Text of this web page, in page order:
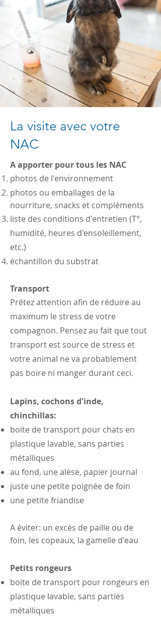
La visite avec votre
NAC
A apporter pour tous les NAC
photos de l'environnement
photos ou emballages de la
nourriture, snacks et compléments
liste des conditions d'entretien (T°,
humidité, heures d'ensoleillement,
etc.)
échantillon du substrat
Transport
Prêtez attention afin de réduire au
maximum le stress de votre
compagnon. Pensez au fait que tout
transport est source de stress et
votre animal ne va probablement
pas boire ni manger durant ceci.
Lapins, cochons d'inde,
chinchillas:
boite de transport pour chats en
plastique lavable, sans parties
métalliques
au fond, une alèse, papier journal
juste une petite poignée de foin
une petite friandise
A éviter: un excès de paille ou de
foin, les copeaux, la gamelle d'eau
Petits rongeurs
boite de transport pour rongeurs en
plastique lavable, sans parties
métalliques